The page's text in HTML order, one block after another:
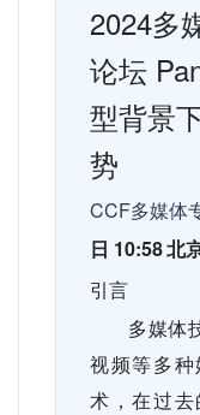
2024多
论坛
型背景
势
CCF多媒体
日 10:58北
引言
多媒体
视频等多
术，在过